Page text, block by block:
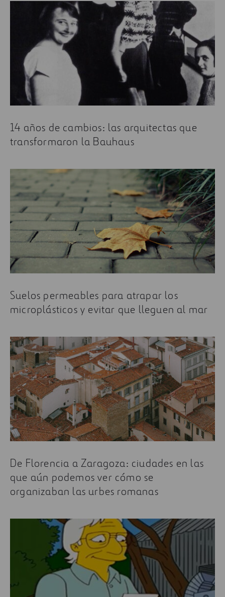
14 años de cambios: las arquitectas que
transformaron la Bauhaus
Suelos permeables para atrapar los
microplásticos y evitar que lleguen al mar
De Florencia a Zaragoza: ciudades en las
que aún podemos ver cómo se
organizaban las urbes romanas